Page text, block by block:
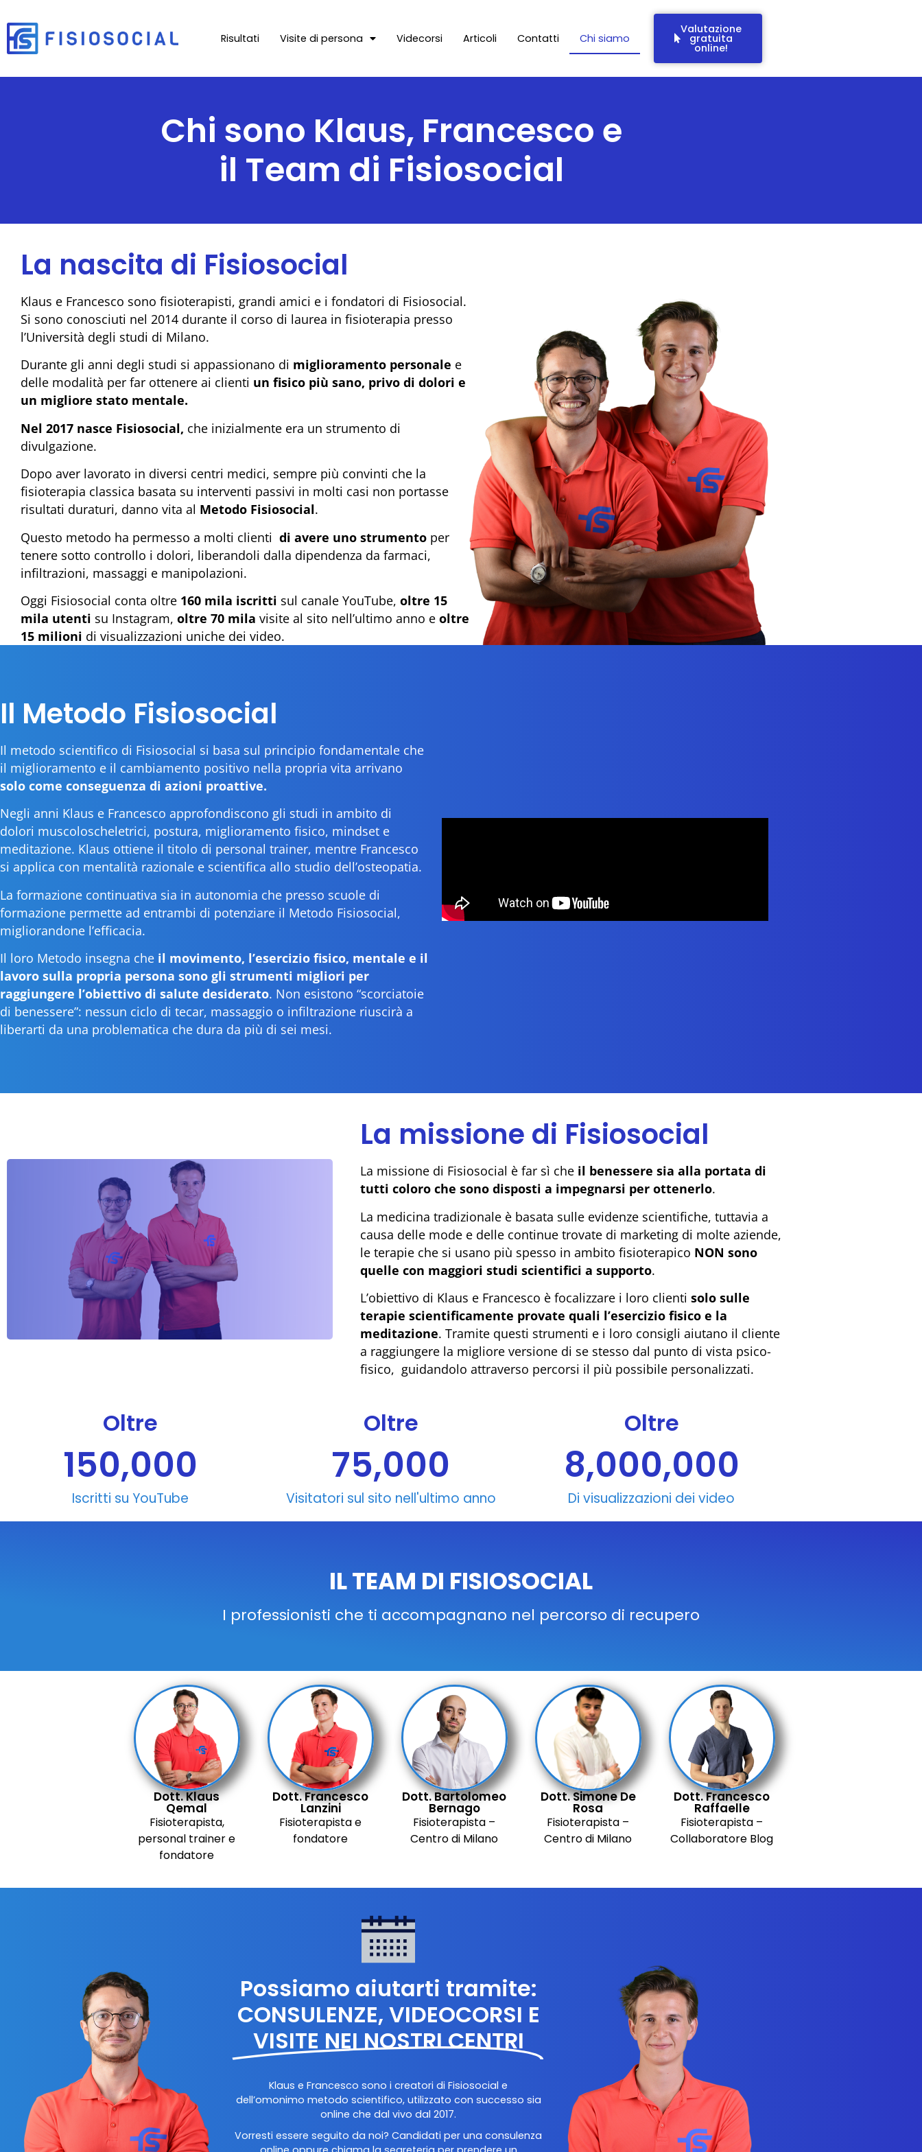
Risultati Visite di persona Videcorsi Articoli Contatti Chi siamo
Valutazione
gratuita
online!
Chi sono Klaus, Francesco e
il Team di Fisiosocial
La nascita di Fisiosocial
Klaus e Francesco sono fisioterapisti, grandi amici e i fondatori di Fisiosocial.
Si sono conosciuti nel 2014 durante il corso di laurea in fisioterapia presso
l’Università degli studi di Milano.
Durante gli anni degli studi si appassionano di miglioramento personale e
delle modalità per far ottenere ai clienti un fisico più sano, privo di dolori e
un migliore stato mentale.
Nel 2017 nasce Fisiosocial, che inizialmente era un strumento di
divulgazione.
Dopo aver lavorato in diversi centri medici, sempre più convinti che la
fisioterapia classica basata su interventi passivi in molti casi non portasse
risultati duraturi, danno vita al Metodo Fisiosocial.
Questo metodo ha permesso a molti clienti di avere uno strumento per
tenere sotto controllo i dolori, liberandoli dalla dipendenza da farmaci,
infiltrazioni, massaggi e manipolazioni.
Oggi Fisiosocial conta oltre 160 mila iscritti sul canale YouTube, oltre 15
mila utenti su Instagram, oltre 70 mila visite al sito nell’ultimo anno e oltre
15 milioni di visualizzazioni uniche dei video.
Il Metodo Fisiosocial
Il metodo scientifico di Fisiosocial si basa sul principio fondamentale che
il miglioramento e il cambiamento positivo nella propria vita arrivano
solo come conseguenza di azioni proattive.
Negli anni Klaus e Francesco approfondiscono gli studi in ambito di
dolori muscoloscheletrici, postura, miglioramento fisico, mindset e
meditazione. Klaus ottiene il titolo di personal trainer, mentre Francesco
si applica con mentalità razionale e scientifica allo studio dell’osteopatia.
La formazione continuativa sia in autonomia che presso scuole di
formazione permette ad entrambi di potenziare il Metodo Fisiosocial,
migliorandone l’efficacia.
Il loro Metodo insegna che il movimento, l’esercizio fisico, mentale e il
lavoro sulla propria persona sono gli strumenti migliori per
raggiungere l’obiettivo di salute desiderato. Non esistono “scorciatoie
di benessere”: nessun ciclo di tecar, massaggio o infiltrazione riuscirà a
liberarti da una problematica che dura da più di sei mesi.
La missione di Fisiosocial
La missione di Fisiosocial è far sì che il benessere sia alla portata di
tutti coloro che sono disposti a impegnarsi per ottenerlo.
La medicina tradizionale è basata sulle evidenze scientifiche, tuttavia a
causa delle mode e delle continue trovate di marketing di molte aziende,
le terapie che si usano più spesso in ambito fisioterapico NON sono
quelle con maggiori studi scientifici a supporto.
L’obiettivo di Klaus e Francesco è focalizzare i loro clienti solo sulle
terapie scientificamente provate quali l’esercizio fisico e la
meditazione. Tramite questi strumenti e i loro consigli aiutano il cliente
a raggiungere la migliore versione di se stesso dal punto di vista psico-
fisico, guidandolo attraverso percorsi il più possibile personalizzati.
Oltre
Iscritti su YouTube
150,000
Oltre
Visitatori sul sito nell'ultimo anno
75,000
Oltre
Di visualizzazioni dei video
8,000,000
IL TEAM DI FISIOSOCIAL
I professionisti che ti accompagnano nel percorso di recupero
Dott. Klaus
Qemal
Fisioterapista,
personal trainer e
fondatore
Dott. Francesco
Lanzini
Fisioterapista e
fondatore
Dott. Bartolomeo
Bernago
Fisioterapista –
Centro di Milano
Dott. Simone De
Rosa
Fisioterapista –
Centro di Milano
Dott. Francesco
Raffaelle
Fisioterapista –
Collaboratore Blog
Possiamo aiutarti tramite:
CONSULENZE, VIDEOCORSI E
VISITE NEI NOSTRI CENTRI
Klaus e Francesco sono i creatori di Fisiosocial e
dell’omonimo metodo scientifico, utilizzato con successo sia
online che dal vivo dal 2017.
Vorresti essere seguito da noi? Candidati per una consulenza